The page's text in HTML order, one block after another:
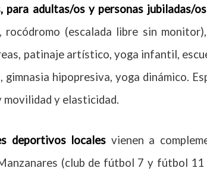
para adultas/os y personas jubiladas/
rocódromo (escalada libre sin
patinaje artístico, yoga infantil,
hipopresiva, yoga dinámico.
movilidad y elasticidad.
deportivos locales vienen a
(club de fútbol 7 y fútbol 11